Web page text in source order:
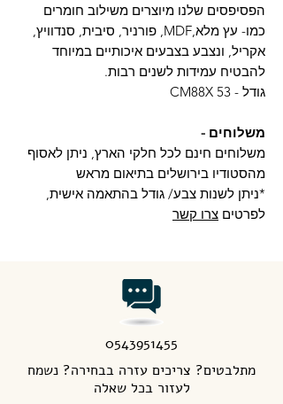
הפסיפסים שלנו מיוצרים משילוב חומרים
כמו- עץ מלא,MDF, פורניר, סיבית, סנדוויץ,
אקריל, ונצבע בצבעים איכותיים במיוחד
להבטיח עמידות לשנים רבות.
גודל - CM88X 53
משלוחים -
משלוחים חינם לכל חלקי הארץ, ניתן לאסוף
מהסטודיו בירושלים בתיאום מראש
*ניתן לשנות צבע/ גודל בהתאמה אישית,
לפרטים צרו קשר
0543951455
מתלבטים? צריכים עזרה בבחירה? נשמח
לעזור בכל שאלה